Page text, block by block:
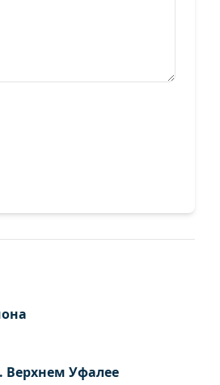
Верхнем Уфалее